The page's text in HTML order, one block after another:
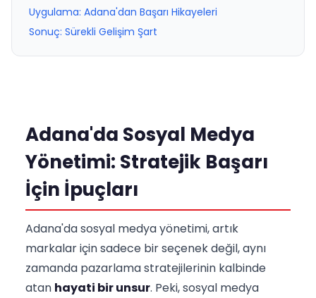
Uygulama: Adana'dan Başarı Hikayeleri
Sonuç: Sürekli Gelişim Şart
Adana'da Sosyal Medya
Yönetimi: Stratejik Başarı
İçin İpuçları
Adana'da sosyal medya yönetimi, artık
markalar için sadece bir seçenek değil, aynı
zamanda pazarlama stratejilerinin kalbinde
atan hayati bir unsur. Peki, sosyal medya